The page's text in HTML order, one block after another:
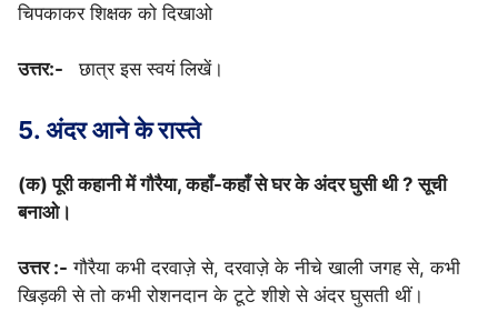
चिपकाकर शिक्षक को दिखाओ
उत्तर:- छात्र इस स्वयं लिखें।
5. अंदर आने के रास्ते
(क) पूरी कहानी में गौरैया, कहाँ-कहाँ से घर के अंदर घुसी थी ? सूची
बनाओ।
उत्तर :- गौरैया कभी दरवाज़े से, दरवाज़े के नीचे खाली जगह से, कभी
खिड़की से तो कभी रोशनदान के टूटे शीशे से अंदर घुसती थीं।